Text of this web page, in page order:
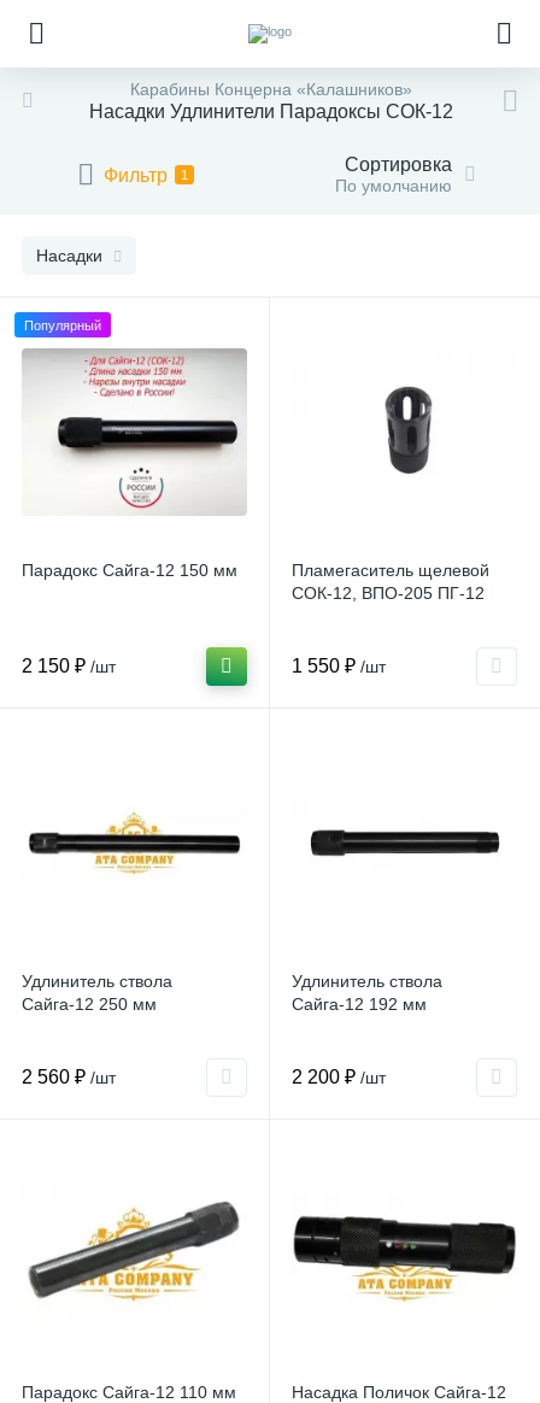
Карабины Концерна «Калашников»
Насадки Удлинители Парадоксы СОК-12
Фильтр 1 Сортировка
По умолчанию
Насадки
Популярный
Парадокс Сайга-12 150 мм
2 150 ₽ /шт
Пламегаситель щелевой
СОК-12, ВПО-205 ПГ-12
1 550 ₽ /шт
Удлинитель ствола
Сайга-12 250 мм
2 560 ₽ /шт
Удлинитель ствола
Сайга-12 192 мм
2 200 ₽ /шт
Парадокс Сайга-12 110 мм Насадка Поличок Сайга-12